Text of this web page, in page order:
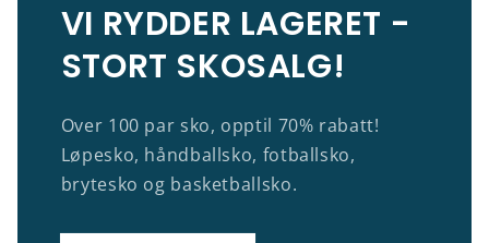
VI RYDDER LAGERET -
STORT SKOSALG!
Over 100 par sko, opptil 70% rabatt!
Løpesko, håndballsko, fotballsko,
brytesko og basketballsko.